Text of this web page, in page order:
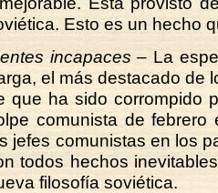
Esto es un hecho
incapaces – La
el más destacado de
que ha sido corrompido
comunista de febrero
jefes comunistas en los
todos hechos
filosofía soviética.